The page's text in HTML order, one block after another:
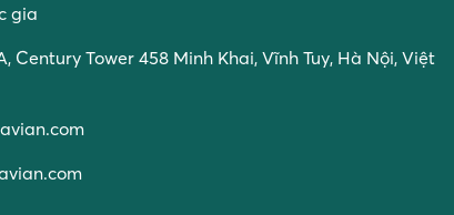
gia
Century Tower 458 Minh Khai, Vĩnh Tuy, Hà Nội, Việt